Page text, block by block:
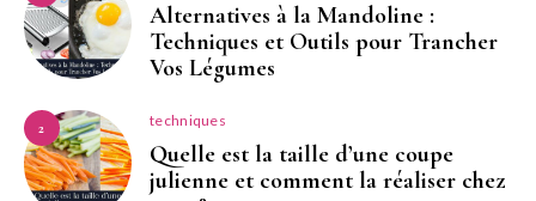
Alternatives à la Mandoline :
Techniques et Outils pour Trancher
Vos Légumes
2 techniques
Quelle est la taille d’une coupe
julienne et comment la réaliser chez